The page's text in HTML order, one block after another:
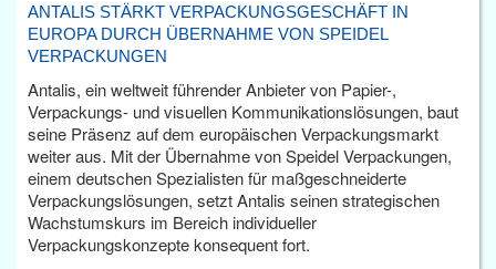
ANTALIS STÄRKT VERPACKUNGSGESCHÄFT IN
EUROPA DURCH ÜBERNAHME VON SPEIDEL
VERPACKUNGEN
Antalis, ein weltweit führender Anbieter von Papier-,
Verpackungs- und visuellen Kommunikationslösungen, baut
seine Präsenz auf dem europäischen Verpackungsmarkt
weiter aus. Mit der Übernahme von Speidel Verpackungen,
einem deutschen Spezialisten für maßgeschneiderte
Verpackungslösungen, setzt Antalis seinen strategischen
Wachstumskurs im Bereich individueller
Verpackungskonzepte konsequent fort.